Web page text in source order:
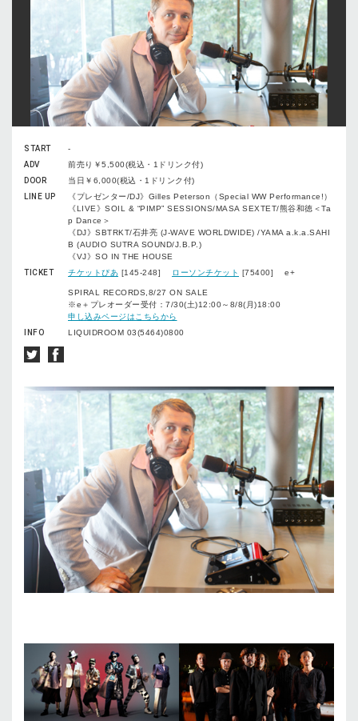
START
-
ADV
前売り￥5,500(税込・1ドリンク付)
DOOR
当日￥6,000(税込・1ドリンク付)
LINE UP
《プレゼンター/DJ》Gilles Peterson（Special WW Performance!）
《LIVE》SOIL & “PIMP” SESSIONS/MASA SEXTET/熊谷和徳＜Ta
p Dance＞
《DJ》SBTRKT/石井亮 (J-WAVE WORLDWIDE) /YAMA a.k.a.SAHI
B (AUDIO SUTRA SOUND/J.B.P.)
《VJ》SO IN THE HOUSE
TICKET
チケットぴあ [145-248] ローソンチケット [75400] e+
SPIRAL RECORDS,8/27 ON SALE
※e＋プレオーダー受付：7/30(土)12:00～8/8(月)18:00
申し込みページはこちらから
INFO
LIQUIDROOM 03(5464)0800